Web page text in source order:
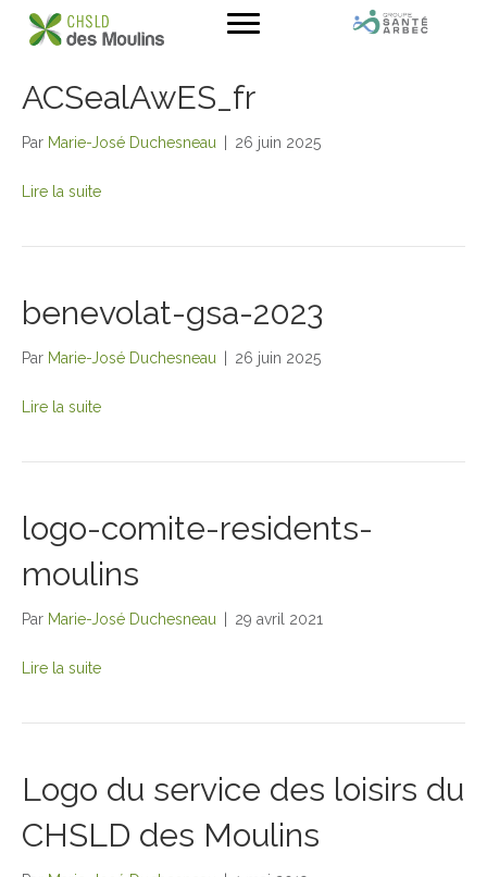
ACSealAwES_fr
Par Marie-José Duchesneau 26 juin 2025
Lire la suite
benevolat-gsa-2023
Par Marie-José Duchesneau 26 juin 2025
Lire la suite
logo-comite-residents-
moulins
Par Marie-José Duchesneau 29 avril 2021
Lire la suite
Logo du service des loisirs du
CHSLD des Moulins